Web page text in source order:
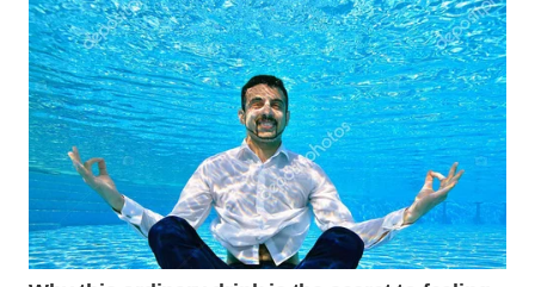
WN
MALUT
WN
DAIRI
WN
DANAU
TOBA